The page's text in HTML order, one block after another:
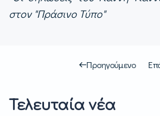
στον "Πράσινο Τύπο"
Προηγούμενο
Τελευταία νέα